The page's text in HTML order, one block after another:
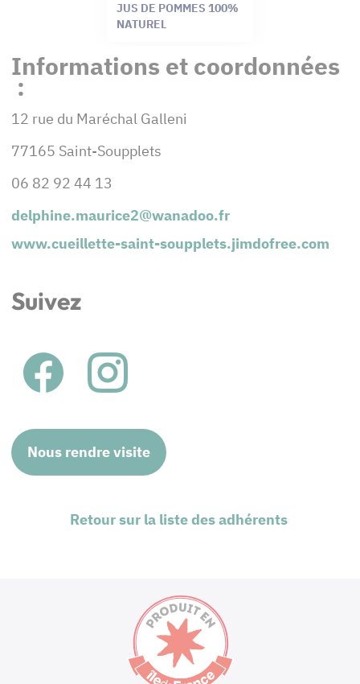
JUS DE POMMES 100%
NATUREL
Informations et coordonnées
:
12 rue du Maréchal Galleni
77165 Saint-Soupplets
06 82 92 44 13
delphine.maurice2@wanadoo.fr
www.cueillette-saint-soupplets.jimdofree.com
Suivez
Nous rendre visite
Retour sur la liste des adhérents